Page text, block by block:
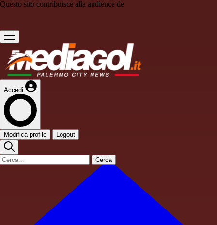
Questo sito contribuisce alla audience de
Accedi
Modifica profilo Logout
Cerca